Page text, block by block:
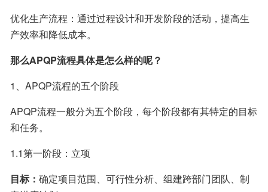
优化生产流程：通过过程设计和开发阶段的活动，提高生
产效率和降低成本。
那么APQP流程具体是怎么样的呢？
1、APQP流程的五个阶段
APQP流程一般分为五个阶段，每个阶段都有其特定的目标
和任务。
1.1第一阶段：立项
目标： 确定项目范围、可行性分析、组建跨部门团队、制